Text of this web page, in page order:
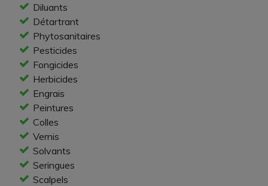
Diluants
Détartrant
Phytosanitaires
Pesticides
Fongicides
Herbicides
Engrais
Peintures
Colles
Vernis
Solvants
Seringues
Scalpels